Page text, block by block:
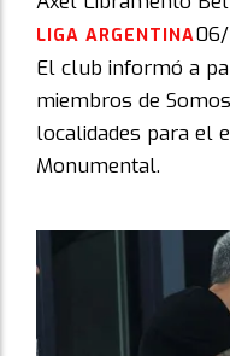
LIGA ARGENTINA
El club informó a
miembros de
localidades para el
Monumental.